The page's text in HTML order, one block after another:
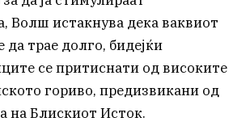
Волш истакнува дека ваквиот
трае долго, бидејќи
се притиснати од високите
гориво, предизвикани од
на Блискиот Исток.